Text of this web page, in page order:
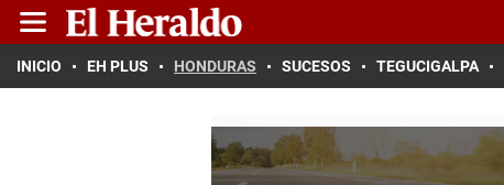
INICIO EH PLUS HONDURAS SUCESOS TEGUCIGALPA